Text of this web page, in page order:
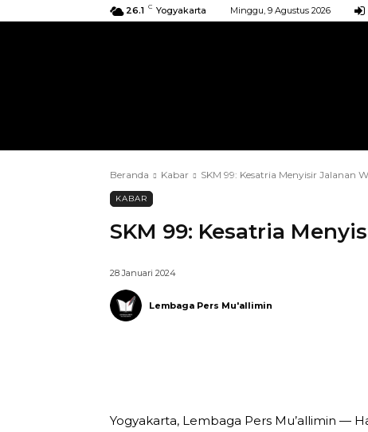
26.1 C Yogyakarta Minggu, 9 Agustus 2026
Beranda Kabar SKM 99: Kesatria Menyisir Jalanan
KABAR
SKM 99: Kesatria
28 Januari 2024
Lembaga Pers Mu'allimin
Yogyakarta, Lembaga Pers Mu’allimin —